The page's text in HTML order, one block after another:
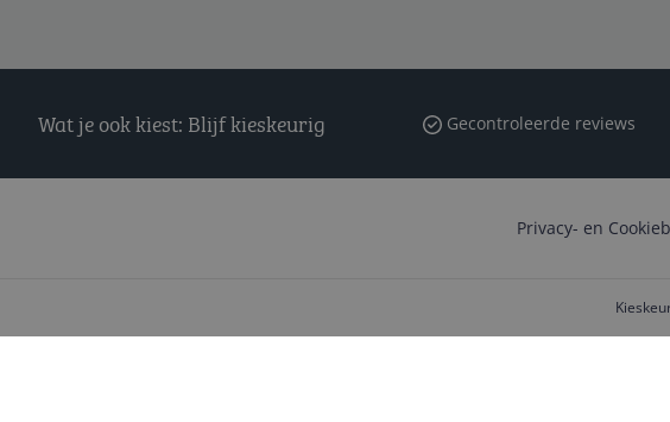
Wat je ook kiest: Blijf kieskeurig Gecontroleerde reviews
Privacy- en